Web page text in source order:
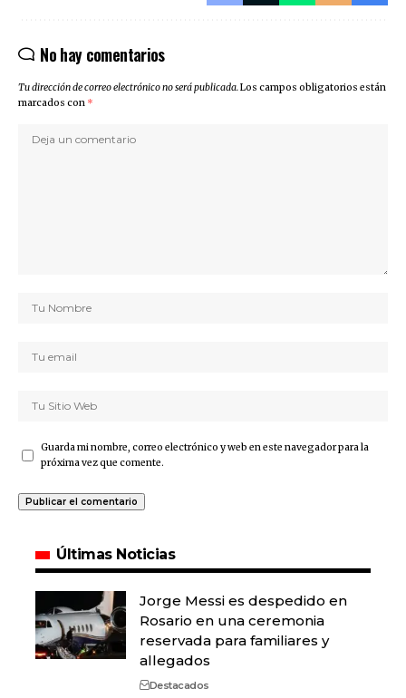
No hay comentarios
Tu dirección de correo electrónico no será publicada.Los campos obligatorios están
marcados con *
Guarda mi nombre, correo electrónico y web en este navegador para la
próxima vez que comente.
Últimas Noticias
Jorge Messi es despedido en
Rosario en una ceremonia
reservada para familiares y
allegados
Destacados